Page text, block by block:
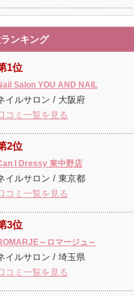
ンキング
1位
Salon YOU AND NAIL
イルサロン / 大阪府
コミ一覧を見る
2位
I Dressy 東中野店
イルサロン / 東京都
コミ一覧を見る
3位
～ロマージュ～
イルサロン / 埼玉県
コミ一覧を見る